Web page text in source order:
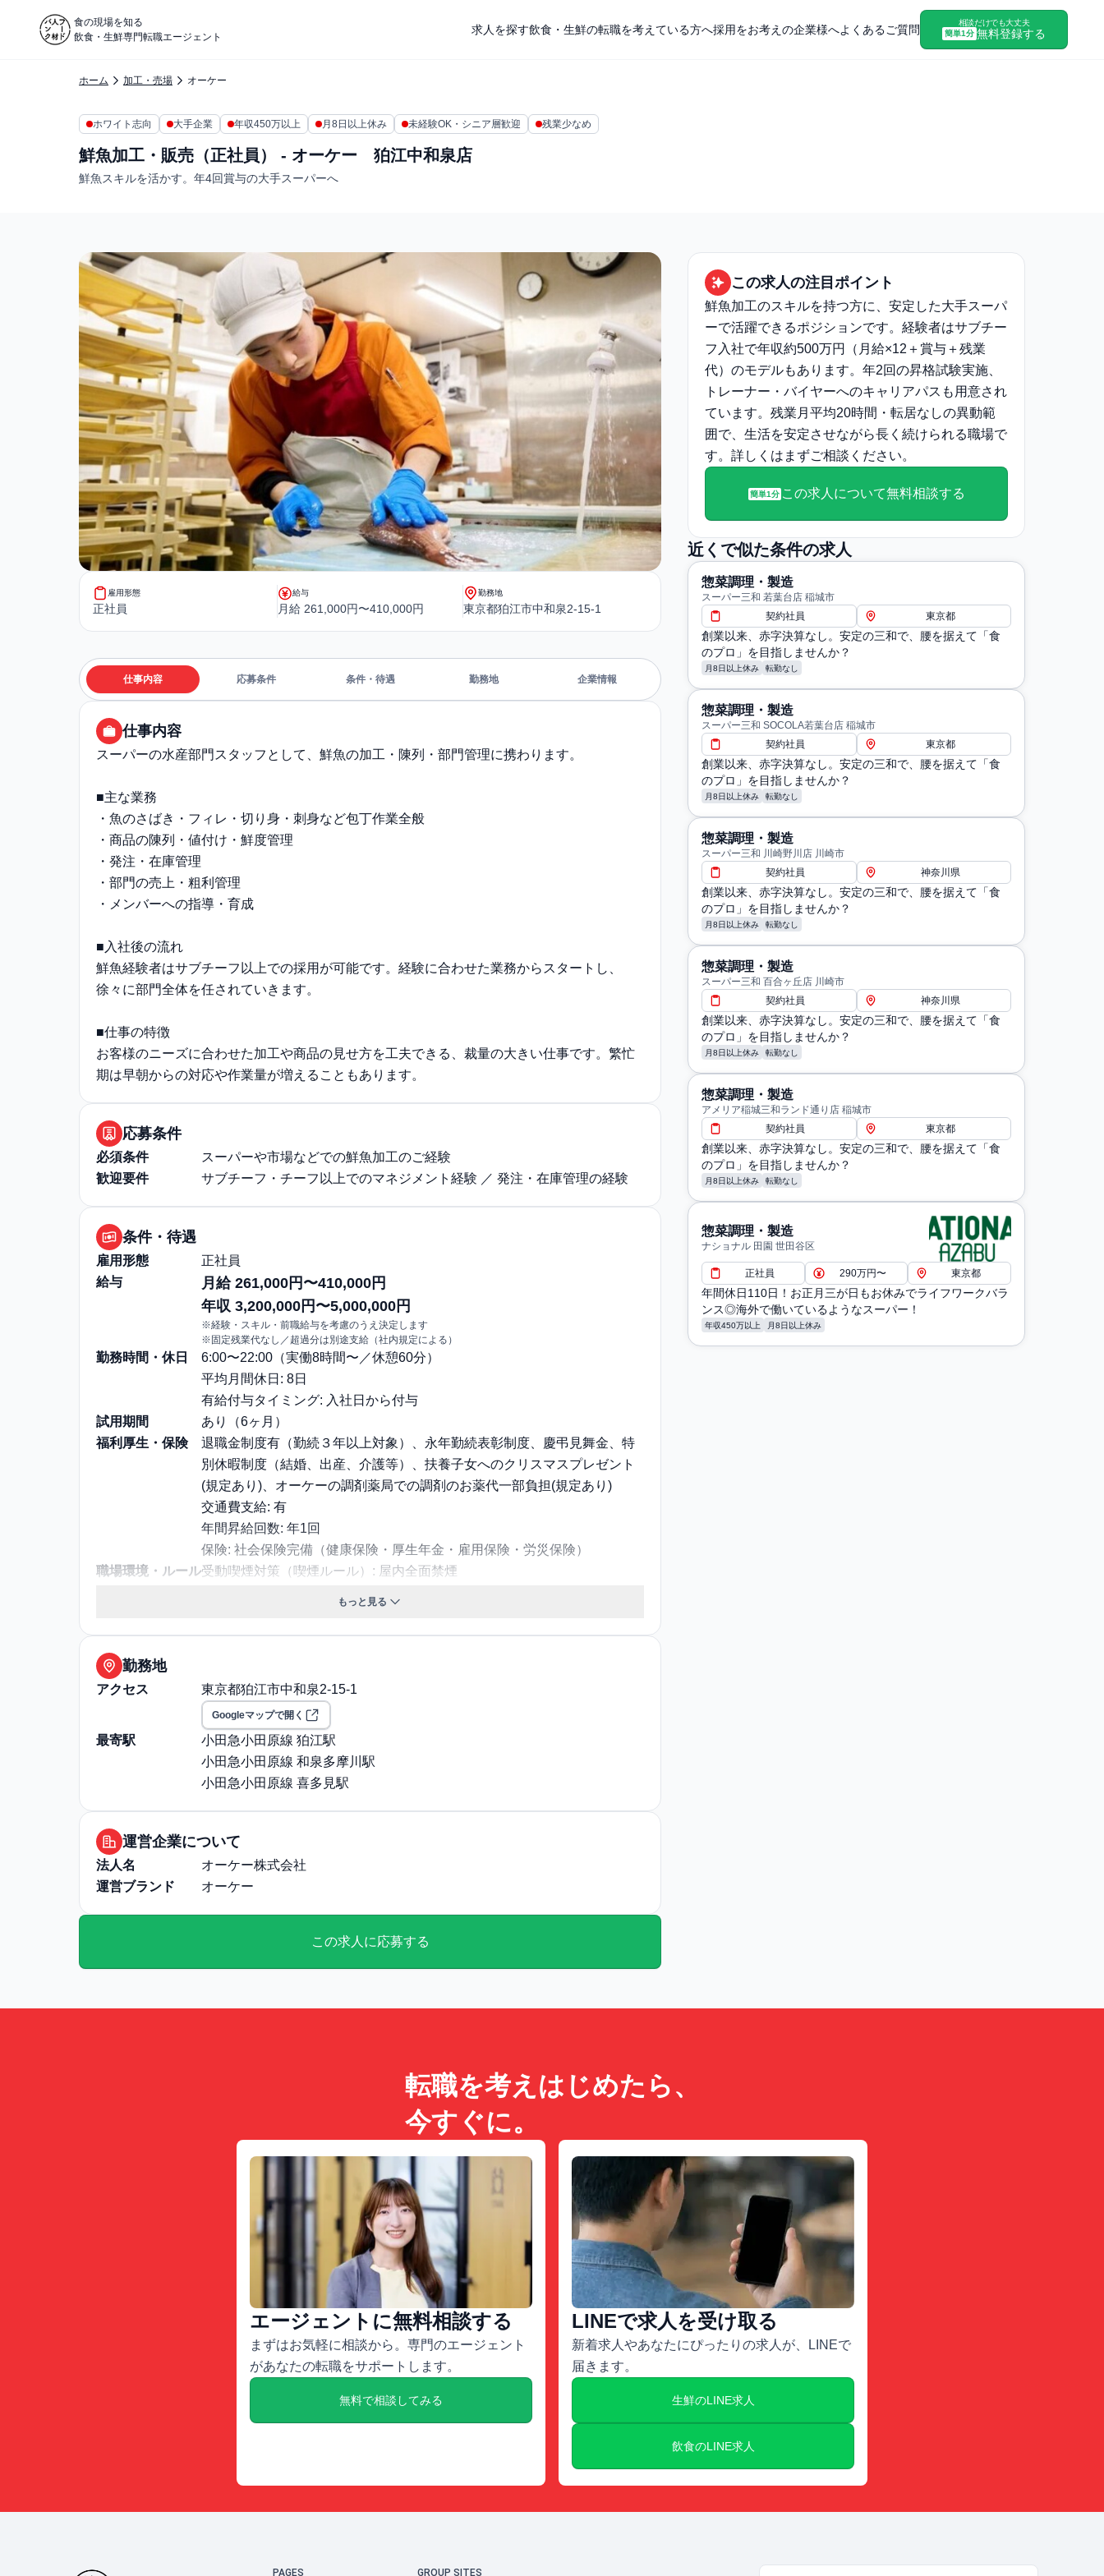
食の現場を知る
飲食・生鮮専門転職エージェント
求人を探す飲食・生鮮の転職を考えている方へ採用をお考えの企業様へよくあるご質問
相談だけでも大丈夫
簡単1分 無料登録する
ホーム 加工・売場 オーケー
ホワイト志向 大手企業 年収450万以上 月8日以上休み 未経験OK・シニア層歓迎 残業少なめ
鮮魚加工・販売（正社員） - オーケー 狛江中和泉店
鮮魚スキルを活かす。年4回賞与の大手スーパーへ
雇用形態
正社員
給与
月給 261,000円〜410,000円
勤務地
東京都狛江市中和泉2-15-1
仕事内容 応募条件 条件・待遇 勤務地 企業情報
仕事内容
スーパーの水産部門スタッフとして、鮮魚の加工・陳列・部門管理に携わります。
■主な業務
・魚のさばき・フィレ・切り身・刺身など包丁作業全般
・商品の陳列・値付け・鮮度管理
・発注・在庫管理
・部門の売上・粗利管理
・メンバーへの指導・育成
■入社後の流れ
鮮魚経験者はサブチーフ以上での採用が可能です。経験に合わせた業務からスタートし、
徐々に部門全体を任されていきます。
■仕事の特徴
お客様のニーズに合わせた加工や商品の見せ方を工夫できる、裁量の大きい仕事です。繁忙
期は早朝からの対応や作業量が増えることもあります。
応募条件
必須条件
スーパーや市場などでの鮮魚加工のご経験
歓迎要件
サブチーフ・チーフ以上でのマネジメント経験 ／ 発注・在庫管理の経験
条件・待遇
雇用形態
正社員
給与
月給 261,000円〜410,000円
年収 3,200,000円〜5,000,000円
※経験・スキル・前職給与を考慮のうえ決定します
※固定残業代なし／超過分は別途支給（社内規定による）
勤務時間・休日
6:00〜22:00（実働8時間〜／休憩60分）
平均月間休日: 8日
有給付与タイミング: 入社日から付与
試用期間
あり（6ヶ月）
福利厚生・保険
退職金制度有（勤続３年以上対象）、永年勤続表彰制度、慶弔見舞金、特
別休暇制度（結婚、出産、介護等）、扶養子女へのクリスマスプレゼント
(規定あり)、オーケーの調剤薬局での調剤のお薬代一部負担(規定あり)
交通費支給: 有
年間昇給回数: 年1回
保険: 社会保険完備（健康保険・厚生年金・雇用保険・労災保険）
職場環境・ルール受動喫煙対策（喫煙ルール）: 屋内全面禁煙
対面面接（＠本社（横浜)＋技術試験 2次面接(関西)：対面面接（＠高井田
その他
例〉①7:30～16:30 ②6:00～15:00。 育児短時間勤務制度：有（小学校卒業
まで利用可能） ■休日：4週8休、その他休暇：年始休暇1/1～1/3(公休扱
い)、年次有給休暇(入社時5日、入社半年経過後5日付与）、結婚休暇、産
前・産後休暇、育児休暇、介護休暇、慶弔休暇）
退職・定年に関する補足: 定年60歳まで ※65歳まで再雇用あり
よって異なります。
通勤・住居に関する補足: 交通費：会社規定により支給
もっと見る
勤務地
アクセス 東京都狛江市中和泉2-15-1
Googleマップで開く
最寄駅
小田急小田原線 狛江駅
小田急小田原線 和泉多摩川駅
小田急小田原線 喜多見駅
運営企業について
法人名
オーケー株式会社
運営ブランド
オーケー
この求人に応募する
この求人の注目ポイント
鮮魚加工のスキルを持つ方に、安定した大手スーパ
ーで活躍できるポジションです。経験者はサブチー
フ入社で年収約500万円（月給×12＋賞与＋残業
代）のモデルもあります。年2回の昇格試験実施、
トレーナー・バイヤーへのキャリアパスも用意され
ています。残業月平均20時間・転居なしの異動範
囲で、生活を安定させながら長く続けられる職場で
す。詳しくはまずご相談ください。
簡単1分この求人について無料相談する
近くで似た条件の求人
惣菜調理・製造
スーパー三和 若葉台店 稲城市
契約社員
東京都
創業以来、赤字決算なし。安定の三和で、腰を据えて「食
のプロ」を目指しませんか？
月8日以上休み 転勤なし
惣菜調理・製造
スーパー三和 SOCOLA若葉台店 稲城市
契約社員
東京都
創業以来、赤字決算なし。安定の三和で、腰を据えて「食
のプロ」を目指しませんか？
月8日以上休み 転勤なし
惣菜調理・製造
スーパー三和 川崎野川店 川崎市
契約社員
神奈川県
創業以来、赤字決算なし。安定の三和で、腰を据えて「食
のプロ」を目指しませんか？
月8日以上休み 転勤なし
惣菜調理・製造
スーパー三和 百合ヶ丘店 川崎市
契約社員
神奈川県
創業以来、赤字決算なし。安定の三和で、腰を据えて「食
のプロ」を目指しませんか？
月8日以上休み 転勤なし
惣菜調理・製造
アメリア稲城三和ランド通り店 稲城市
契約社員
東京都
創業以来、赤字決算なし。安定の三和で、腰を据えて「食
のプロ」を目指しませんか？
月8日以上休み 転勤なし
惣菜調理・製造
ナショナル 田園 世田谷区
正社員 290万円〜 東京都
年間休日110日！お正月三が日もお休みでライフワークバラ
ンス◎海外で働いているようなスーパー！
年収450万以上 月8日以上休み
転職を考えはじめたら、
今すぐに。
エージェントに無料相談する
まずはお気軽に相談から。専門のエージェント
があなたの転職をサポートします。
無料で相談してみる
LINEで求人を受け取る
新着求人やあなたにぴったりの求人が、LINEで
届きます。
生鮮のLINE求人
飲食のLINE求人
PAGES GROUP SITES